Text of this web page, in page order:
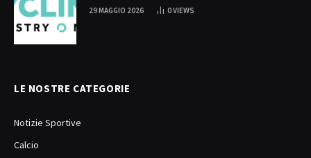
29 MAGGIO 2026 0VIEWS
LE NOSTRE CATEGORIE
Notizie Sportive
Calcio